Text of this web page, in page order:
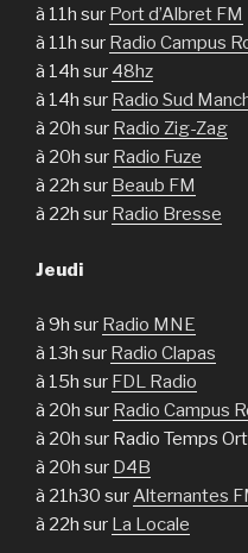
à 11h sur Port d’Albret FM
à 11h sur Radio Campus
à 14h sur 48hz
à 14h sur Radio Sud
à 20h sur Radio Zig-Zag
à 20h sur Radio Fuze
à 22h sur Beaub FM
à 22h sur Radio Bresse
Jeudi
à 9h sur Radio MNE
à 13h sur Radio Clapas
à 15h sur FDL Radio
à 20h sur Radio Campus
à 20h sur Radio Temps
à 20h sur D4B
à 21h30 surAlternantes
à 22h sur La Locale